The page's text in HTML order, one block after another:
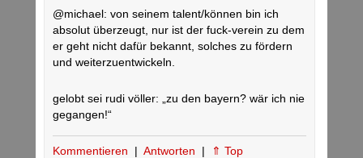
@michael: von seinem talent/können bin ich
absolut überzeugt, nur ist der fuck-verein zu dem
er geht nicht dafür bekannt, solches zu fördern
und weiterzuentwickeln.
gelobt sei rudi völler: „zu den bayern? wär ich nie
gegangen!“
Kommentieren | Antworten | ⇑ Top